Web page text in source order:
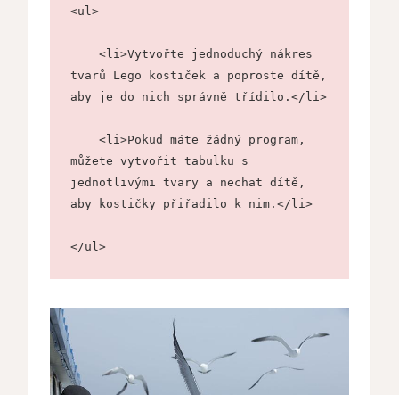
<ul>
tvarů Lego kostiček a poproste dítě,
aby je do nich správně třídilo.</li>
můžete vytvořit tabulku s
jednotlivými tvary a nechat dítě,
aby kostičky přiřadilo k nim.</li>
</ul>